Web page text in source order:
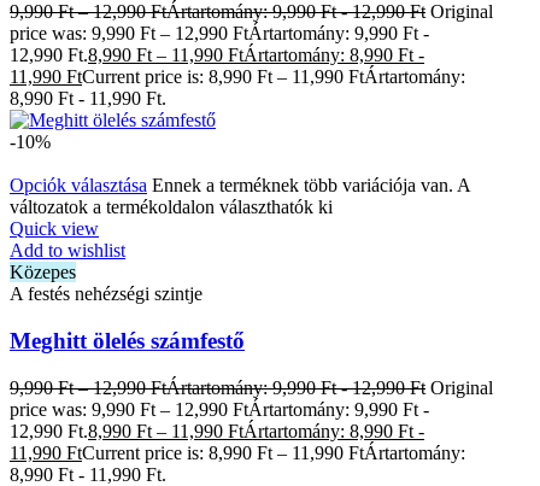
9,990Ft – 12,990FtÁrtartomány: 9,990 Ft - 12,990 Ft Original
price was: 9,990 Ft – 12,990 FtÁrtartomány: 9,990 Ft -
12,990 Ft.8,990 Ft – 11,990 FtÁrtartomány: 8,990 Ft -
11,990 FtCurrent price is: 8,990 Ft – 11,990 FtÁrtartomány:
8,990 Ft - 11,990 Ft.
-10%
Opciók választása Ennek a terméknek több variációja van. A
változatok a termékoldalon választhatók ki
Quick view
Add to wishlist
Közepes
A festés nehézségi szintje
Meghitt ölelés számfestő
9,990Ft – 12,990FtÁrtartomány: 9,990 Ft - 12,990 Ft Original
price was: 9,990 Ft – 12,990 FtÁrtartomány: 9,990 Ft -
12,990 Ft.8,990 Ft – 11,990 FtÁrtartomány: 8,990 Ft -
11,990 FtCurrent price is: 8,990 Ft – 11,990 FtÁrtartomány:
8,990 Ft - 11,990 Ft.